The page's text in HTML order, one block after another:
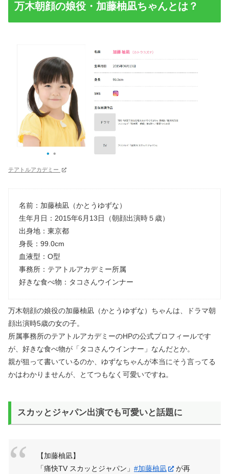
万木朝顔の娘役・加藤柚凪ちゃんとは？
テアトルアカデミー
名前：加藤柚凪（かとうゆずな）
生年月日：2015年6月13日（朝顔出演時５歳）
出身地：東京都
身長：99.0cm
血液型：O型
事務所：テアトルアカデミー所属
好きな食べ物：タコさんウインナー
万木朝顔の娘役の加藤柚凪（かとうゆずな）ちゃんは、ドラマ朝
顔出演時5歳の女の子。
所属事務所のテアトルアカデミーのHPの公式プロフィールです
が、好きな食べ物が「タコさんウインナー」なんだとか。
親が狙って書いているのか、ゆずなちゃんが本当にそう言ってる
かはわかりませんが、とてつもなく可愛いですね。
スカッとジャパン出演でも可愛いと話題に
【加藤柚凪】
「痛快TV スカッとジャパン」 #加藤柚凪 が再